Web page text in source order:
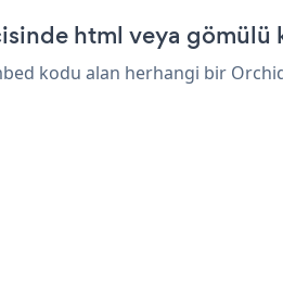
html veya gömülü
kodu alan herhangi bir Orchid